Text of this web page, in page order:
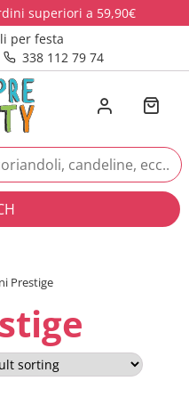
superiori a 59,90€
per festa
338 112 79 74
Prestige